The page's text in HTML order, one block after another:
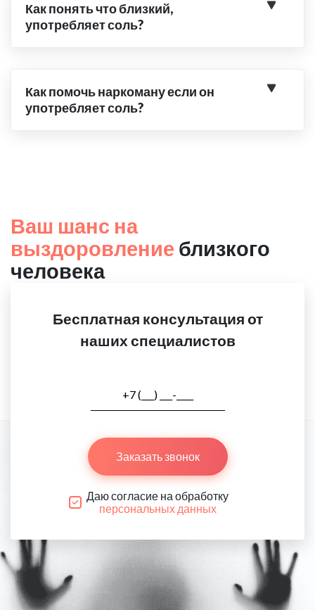
Как понять что близкий,
употребляет соль?
Как помочь наркоману если он
употребляет соль?
Ваш шанс на
выздоровление близкого
человека
Бесплатная консультация от
наших специалистов
Заказать звонок
Даю согласие на обработку
персональных данных